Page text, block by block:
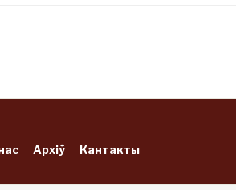
Архіў Кантакты